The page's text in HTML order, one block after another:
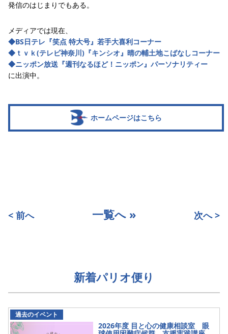
発信のはじまりでもある。
メディアでは現在、
◆BS日テレ『笑点 特大号』若手大喜利コーナー
◆ｔｖｋ(テレビ神奈川)『キンシオ』晴の輔土地こばなしコーナー
◆ニッポン放送『週刊なるほど！ニッポン』パーソナリティー
に出演中。
ホームページはこちら
< 前へ 一覧へ » 次へ >
新着パリオ便り
過去のイベント
2026年度 目と心の健康相談室 眼